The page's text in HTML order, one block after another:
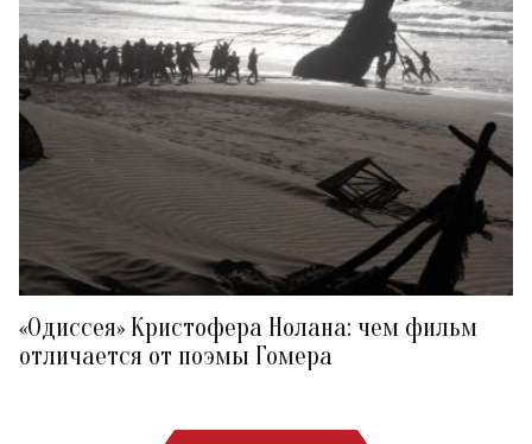
«Одиссея» Кристофера Нолана: чем фильм
отличается от поэмы Гомера